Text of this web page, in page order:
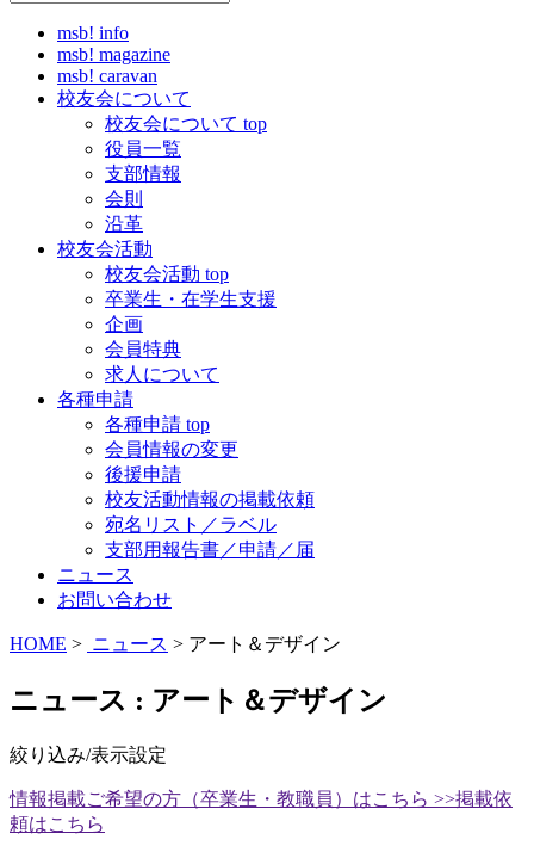
msb! info
msb! magazine
msb! caravan
校友会について
校友会について top
役員一覧
支部情報
会則
沿革
校友会活動
校友会活動 top
卒業生・在学生支援
企画
会員特典
求人について
各種申請
各種申請 top
会員情報の変更
後援申請
校友活動情報の掲載依頼
宛名リスト／ラベル
支部用報告書／申請／届
ニュース
お問い合わせ
HOME > ニュース > アート＆デザイン
ニュース : アート＆デザイン
絞り込み/表示設定
情報掲載ご希望の方（卒業生・教職員）はこちら >>掲載依
頼はこちら